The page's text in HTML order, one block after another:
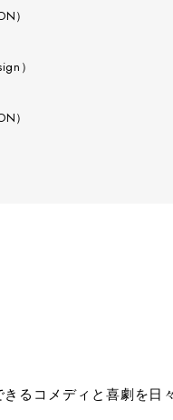
）
）
）
るコメディと喜劇を日